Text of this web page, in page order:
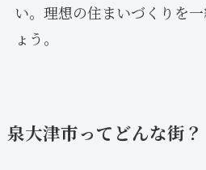
い。理想の住まいづくりを
ょう。
泉大津市ってどんな街？